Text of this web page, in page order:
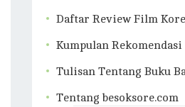
Daftar Review Film
Kumpulan Rekomendasi
Tulisan Tentang Buku
Tentang besoksore.com